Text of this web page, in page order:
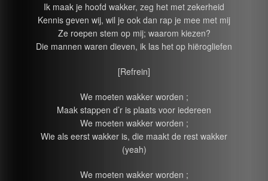
Ik maak je hoofd wakker, zeg het met zekerheid
Kennis geven wij, wil je ook dan rap je mee met mij
Ze roepen stem op mij; waarom kiezen?
Die mannen waren dieven, ik las het op hiërogliefen
[Refrein]
We moeten wakker worden ;
Maak stappen d’r is plaats voor iedereen
We moeten wakker worden ;
Wie als eerst wakker is, die maakt de rest wakker
(yeah)
We moeten wakker worden ;